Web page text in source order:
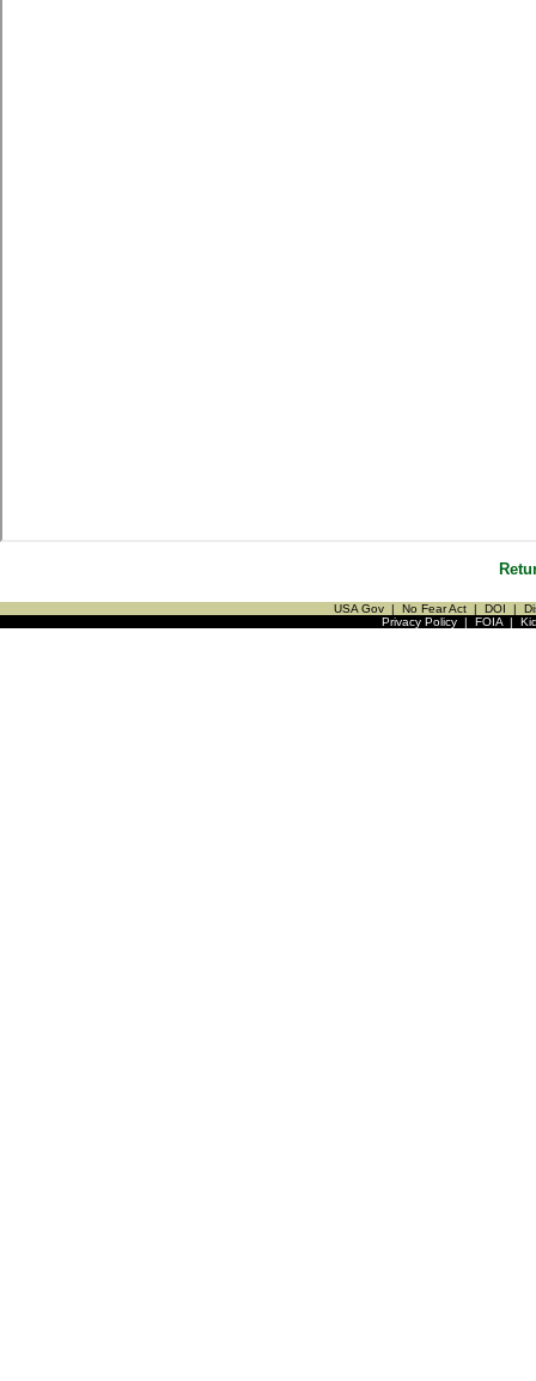
USA Gov | No Fear Act | DOI |
Privacy Policy| FOIA|